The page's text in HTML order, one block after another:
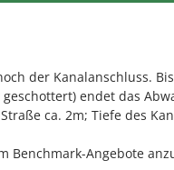
der Kanalanschluss.
endet das
ca. 2m; Tiefe des
Benchmark-Angebote